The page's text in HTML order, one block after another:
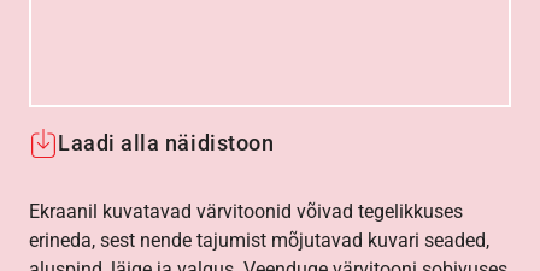
Laadi alla näidistoon
Ekraanil kuvatavad värvitoonid võivad tegelikkuses
erineda, sest nende tajumist mõjutavad kuvari seaded,